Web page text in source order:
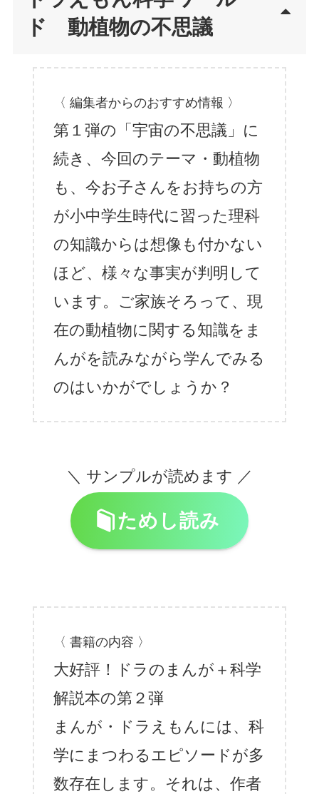
ド 動植物の不思議
〈 編集者からのおすすめ情報 〉
第１弾の「宇宙の不思議」に
続き、今回のテーマ・動植物
も、今お子さんをお持ちの方
が小中学生時代に習った理科
の知識からは想像も付かない
ほど、様々な事実が判明して
います。ご家族そろって、現
在の動植物に関する知識をま
んがを読みながら学んでみる
のはいかがでしょうか？
＼ サンプルが読めます ／
ためし読み
〈 書籍の内容 〉
大好評！ドラのまんが＋科学
解説本の第２弾
まんが・ドラえもんには、科
学にまつわるエピソードが多
数存在します。それは、作者